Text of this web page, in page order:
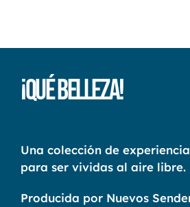
¡Qué Belleza!
Una colección de
para ser vividas al aire libre.
Producida por Nuevos